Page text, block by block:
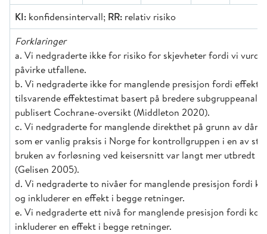
KI: konfidensintervall; RR: relativ risiko
Forklaringer
a. Vi nedgraderte ikke for risiko for skjevheter fordi vi
påvirke utfallene.
b. Vi nedgraderte ikke for manglende presisjon fordi
tilsvarende effektestimat basert på bredere
publisert Cochrane-oversikt (Middleton 2020).
c. Vi nedgraderte for manglende direkthet på grunn av
som er vanlig praksis i Norge for kontrollgruppen i en av
bruken av forløsning ved keisersnitt var langt mer utbredt
(Gelisen 2005).
d. Vi nedgraderte to nivåer for manglende presisjon fordi
og inkluderer en effekt i begge retninger.
e. Vi nedgraderte ett nivå for manglende presisjon fordi
inkluderer en effekt i begge retninger.